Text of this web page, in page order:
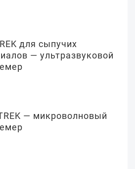
для сыпучих
— ультразвуковой
— микроволновый